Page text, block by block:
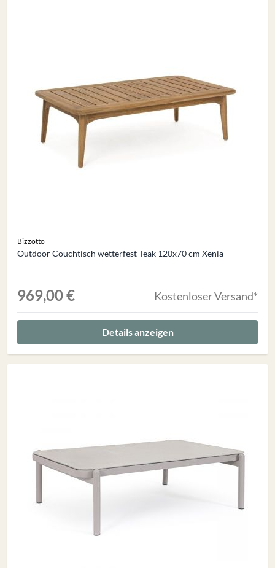
Bizzotto
Outdoor Couchtisch wetterfest Teak 120x70 cm Xenia
969,00 € Kostenloser Versand*
Details anzeigen